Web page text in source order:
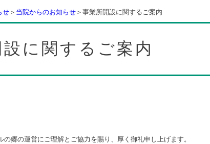
せ ＞ 当院からのお知らせ ＞事業所開設に関するご案内
に関するご案内
の郷の運営にご理解とご協力を賜り、厚く御礼申し上げます。